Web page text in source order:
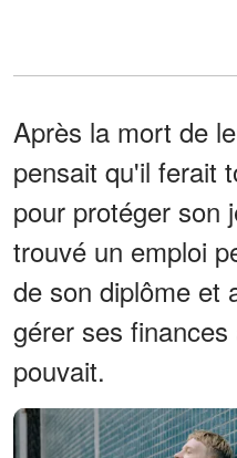
Après la mort de
pensait qu'il ferait
pour protéger son
trouvé un emploi
de son diplôme et
gérer ses
pouvait.